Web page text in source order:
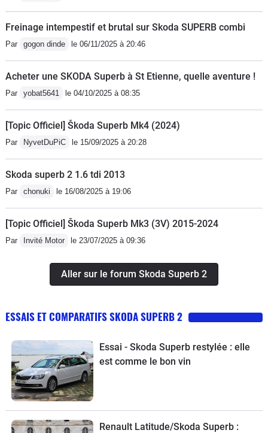
Freinage intempestif et brutal sur Skoda SUPERB combi
Par gogon dinde le 06/11/2025 à 20:46
Acheter une SKODA Superb à St Etienne, quelle aventure !
Par yobat5641 le 04/10/2025 à 08:35
[Topic Officiel] Škoda Superb Mk4 (2024)
Par NyvetDuPiC le 15/09/2025 à 20:28
Skoda superb 2 1.6 tdi 2013
Par chonuki le 16/08/2025 à 19:06
[Topic Officiel] Škoda Superb Mk3 (3V) 2015-2024
Par Invité Motor le 23/07/2025 à 09:36
Aller sur le forum Skoda Superb 2
ESSAIS ET COMPARATIFS SKODA SUPERB 2
Essai - Skoda Superb restylée : elle
est comme le bon vin
Renault Latitude/Skoda Superb :